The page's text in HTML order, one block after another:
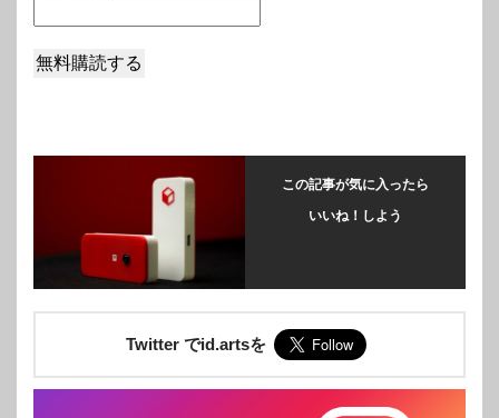
この記事が気に入ったら
いいね！しよう
Twitter でid.artsを